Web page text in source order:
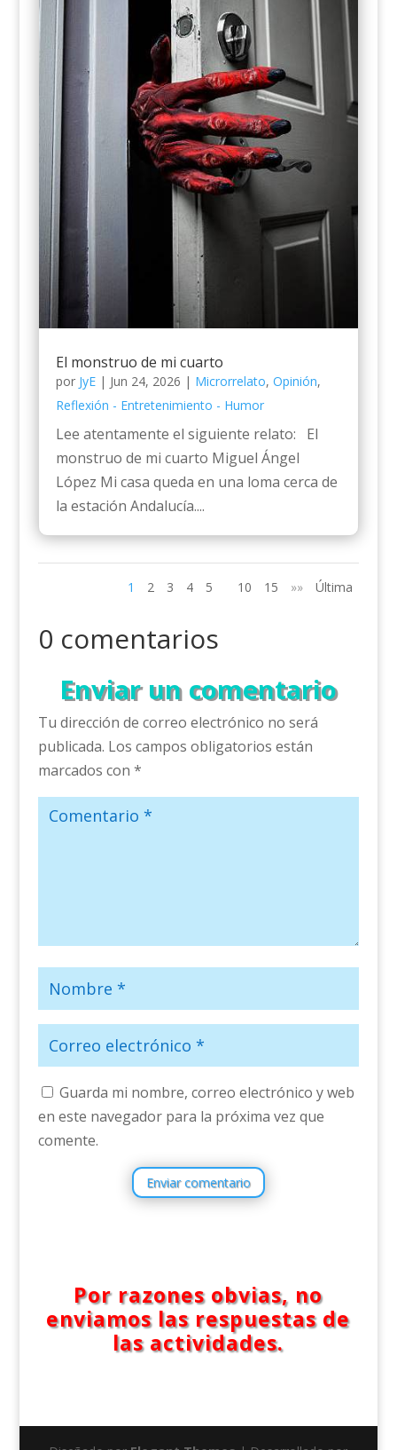
El monstruo de mi cuarto
por JyE| Jun 24, 2026 | Microrrelato, Opinión,
Reflexión - Entretenimiento - Humor
Lee atentamente el siguiente relato: El
monstruo de mi cuarto Miguel Ángel
López Mi casa queda en una loma cerca de
la estación Andalucía....
1 2 3 4 5 10 15 »» Última
0 comentarios
Enviar un comentario
Tu dirección de correo electrónico no será
publicada. Los campos obligatorios están
marcados con *
Guarda mi nombre, correo electrónico y web
en este navegador para la próxima vez que
comente.
Enviar comentario
Por razones obvias, no
enviamos las respuestas de
las actividades.